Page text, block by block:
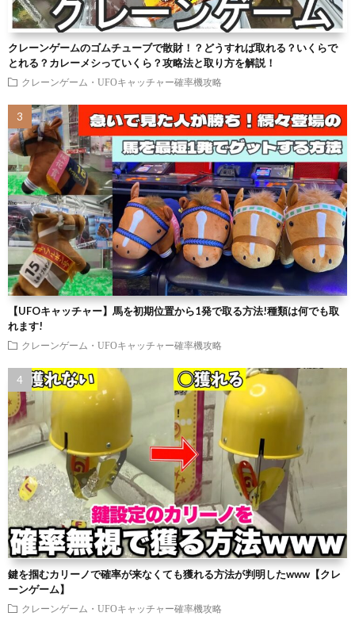
クレーンゲームのゴムチューブで散財！？どうすれば取れる？いくらで
とれる？カレーメシっていくら？攻略法と取り方を解説！
クレーンゲーム・UFOキャッチャー確率機攻略
【UFOキャッチャー】馬を初期位置から1発で取る方法!種類は何でも取
れます!
クレーンゲーム・UFOキャッチャー確率機攻略
鍵を掴むカリーノで確率が来なくても獲れる方法が判明したwww【クレ
ーンゲーム】
クレーンゲーム・UFOキャッチャー確率機攻略